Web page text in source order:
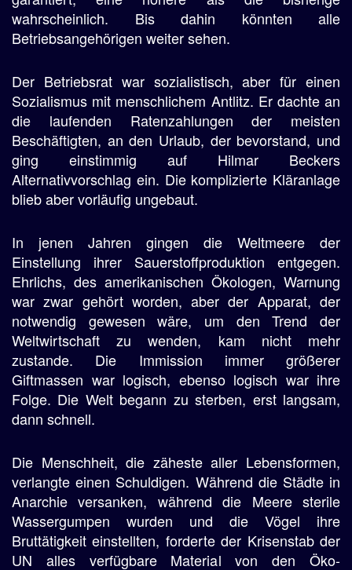
wahrscheinlich. Bis dahin könnten alle
Betriebsangehörigen weiter sehen.
Der Betriebsrat war sozialistisch, aber für einen
Sozialismus mit menschlichem Antlitz. Er dachte an
die laufenden Ratenzahlungen der meisten
Beschäftigten, an den Urlaub, der bevorstand, und
ging einstimmig auf Hilmar Beckers
Alternativvorschlag ein. Die komplizierte Kläranlage
blieb aber vorläufig ungebaut.
In jenen Jahren gingen die Weltmeere der
Einstellung ihrer Sauerstoffproduktion entgegen.
Ehrlichs, des amerikanischen Ökologen, Warnung
war zwar gehört worden, aber der Apparat, der
notwendig gewesen wäre, um den Trend der
Weltwirtschaft zu wenden, kam nicht mehr
zustande. Die Immission immer größerer
Giftmassen war logisch, ebenso logisch war ihre
Folge. Die Welt begann zu sterben, erst langsam,
dann schnell.
Die Menschheit, die zäheste aller Lebensformen,
verlangte einen Schuldigen. Während die Städte in
Anarchie versanken, während die Meere sterile
Wassergumpen wurden und die Vögel ihre
Bruttätigkeit einstellten, forderte der Krisenstab der
UN alles verfügbare Material von den Öko-